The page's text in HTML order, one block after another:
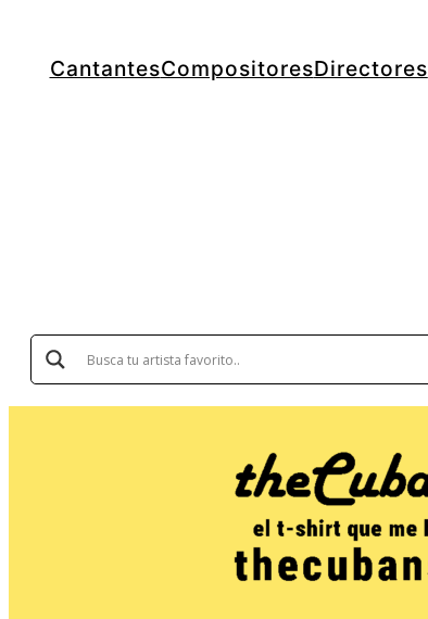
CantantesCompositoresDirectores